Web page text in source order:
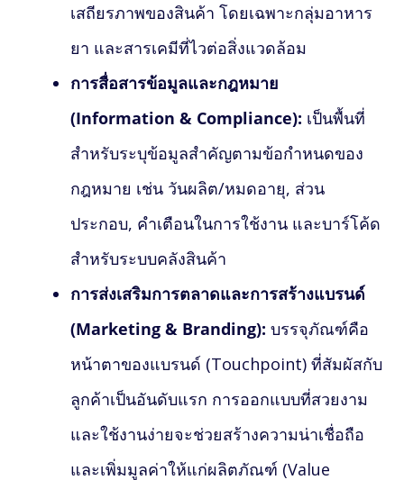
เสถียรภาพของสินค้า โดยเฉพาะกลุ่มอาหาร
ยา และสารเคมีที่ไวต่อสิ่งแวดล้อม
การสื่อสารข้อมูลและกฎหมาย
(Information & Compliance): เป็นพื้นที่
สำหรับระบุข้อมูลสำคัญตามข้อกำหนดของ
กฎหมาย เช่น วันผลิต/หมดอายุ, ส่วน
ประกอบ, คำเตือนในการใช้งาน และบาร์โค้ด
สำหรับระบบคลังสินค้า
การส่งเสริมการตลาดและการสร้างแบรนด์
(Marketing & Branding): บรรจุภัณฑ์คือ
หน้าตาของแบรนด์ (Touchpoint) ที่สัมผัสกับ
ลูกค้าเป็นอันดับแรก การออกแบบที่สวยงาม
และใช้งานง่ายจะช่วยสร้างความน่าเชื่อถือ
และเพิ่มมูลค่าให้แก่ผลิตภัณฑ์ (Value